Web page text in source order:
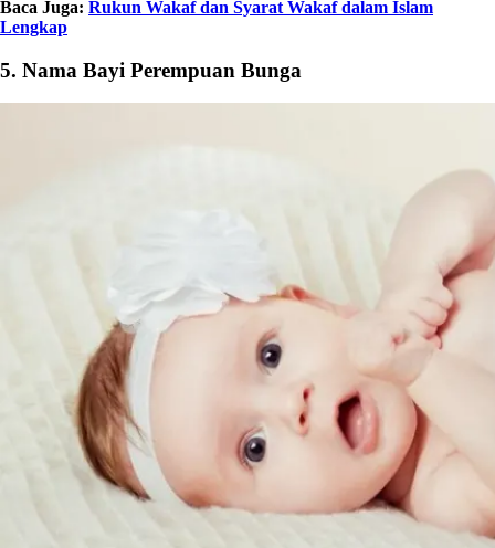
Baca Juga: Rukun Wakaf dan Syarat Wakaf dalam Islam
Lengkap
5. Nama Bayi Perempuan Bunga